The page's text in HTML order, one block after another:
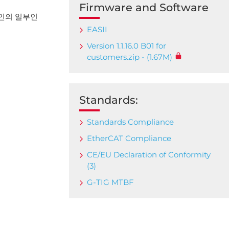
의 일부인
Firmware and Software
EASII
Version 1.1.16.0 B01 for
customers.zip - (1.67M)
Standards:
Standards Compliance
EtherCAT Compliance
CE/EU Declaration of Conformity
(3)
G-TIG MTBF